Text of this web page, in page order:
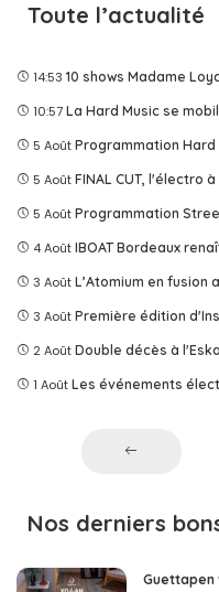
Toute l’actualité
14:53 10 shows Madame
10:57 La Hard Music se
5 Août Programmation Hard
5 Août FINAL CUT, l'électro
5 Août Programmation
4 Août IBOAT Bordeaux
3 Août L’Atomium en fusion
3 Août Première édition
2 Août Double décès à
1 Août Les événements
Nos derniers
Guettapen